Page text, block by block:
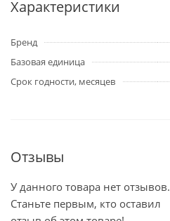
Характеристики
Бренд
Базовая единица
Срок годности, месяцев
Отзывы
У данного товара нет отзывов.
Станьте первым, кто оставил